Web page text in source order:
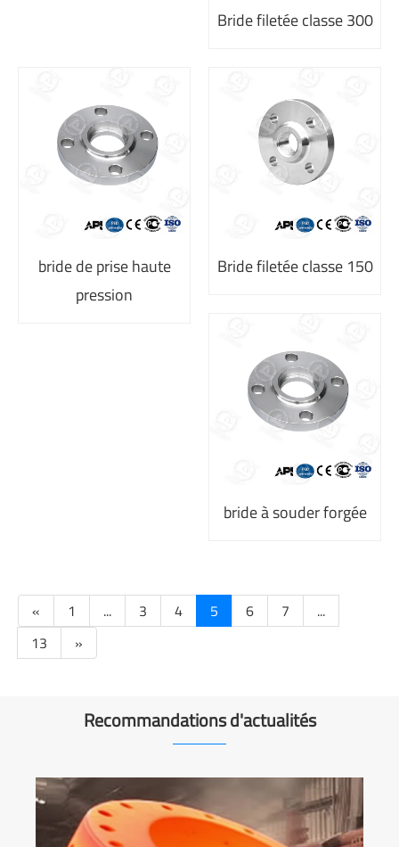
Bride filetée classe 300
bride de prise haute
pression
Bride filetée classe 150
bride à souder forgée
« 1 ... 3 4 5 6 7
...
13
»
Recommandations d'actualités